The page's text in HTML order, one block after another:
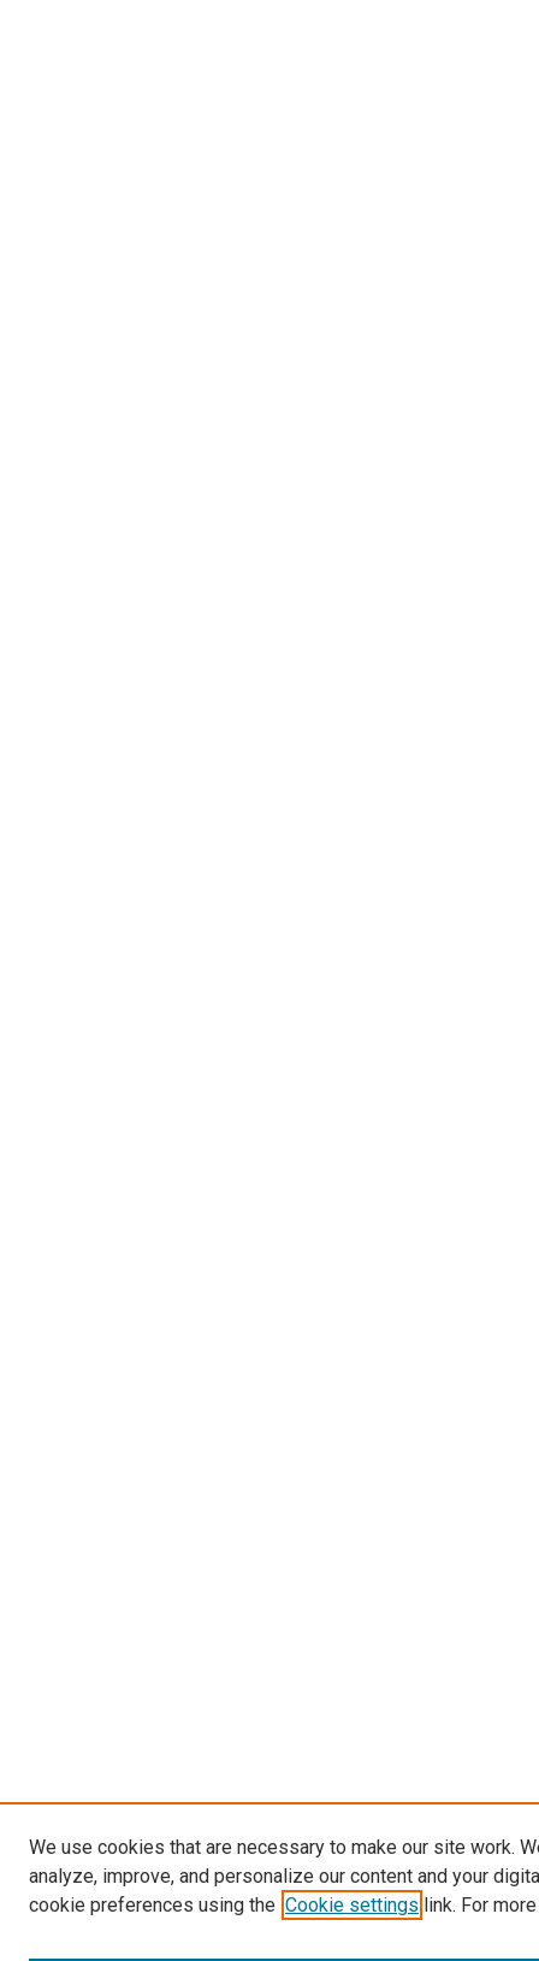
We use cookies that are necessary to make our site work.
analyze, improve, and personalize our content and your
cookie preferences using the Cookie settings link. For